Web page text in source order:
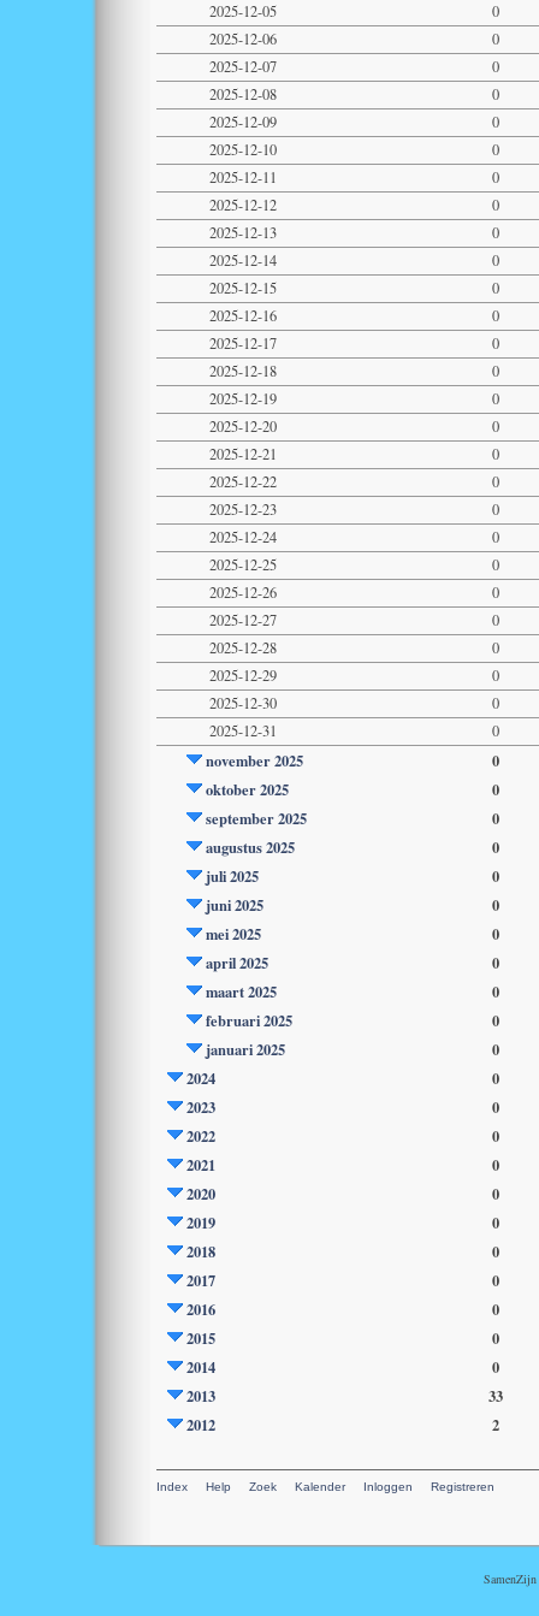
2025-12-05
0
2025-12-06
0
2025-12-07
0
2025-12-08
0
2025-12-09
0
2025-12-10
0
2025-12-11
0
2025-12-12
0
2025-12-13
0
2025-12-14
0
2025-12-15
0
2025-12-16
0
2025-12-17
0
2025-12-18
0
2025-12-19
0
2025-12-20
0
2025-12-21
0
2025-12-22
0
2025-12-23
0
2025-12-24
0
2025-12-25
0
2025-12-26
0
2025-12-27
0
2025-12-28
0
2025-12-29
0
2025-12-30
0
2025-12-31
0
november 2025
0
oktober 2025
0
september 2025
0
augustus 2025
0
juli 2025
0
juni 2025
0
mei 2025
0
april 2025
0
maart 2025
0
februari 2025
0
januari 2025
0
2024
0
2023
0
2022
0
2021
0
2020
0
2019
0
2018
0
2017
0
2016
0
2015
0
2014
0
2013
33
2012
2
Index Help Zoek Kalender Inloggen Registreren